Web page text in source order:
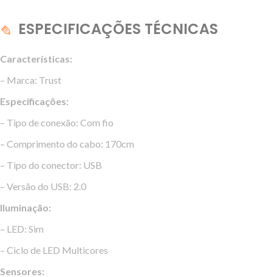
ESPECIFICAÇÕES TÉCNICAS
Características:
– Marca: Trust
Especificações:
– Tipo de conexão: Com fio
– Comprimento do cabo: 170cm
– Tipo do conector: USB
– Versão do USB: 2.0
Iluminação:
– LED: Sim
– Ciclo de LED Multicores
Sensores: